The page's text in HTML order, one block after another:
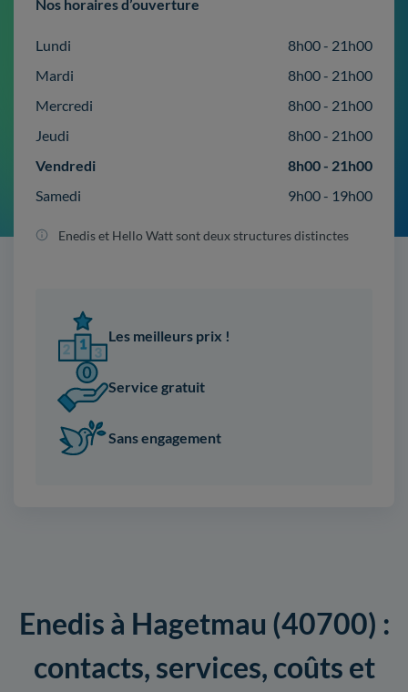
Nos horaires d’ouverture
Lundi
8h00 - 21h00
Mardi
8h00 - 21h00
Mercredi
8h00 - 21h00
Jeudi
8h00 - 21h00
Vendredi
8h00 - 21h00
Samedi
9h00 - 19h00
Enedis et Hello Watt sont deux structures distinctes
Les meilleurs prix !
Service gratuit
Sans engagement
Enedis à Hagetmau (40700) :
contacts, services, coûts et